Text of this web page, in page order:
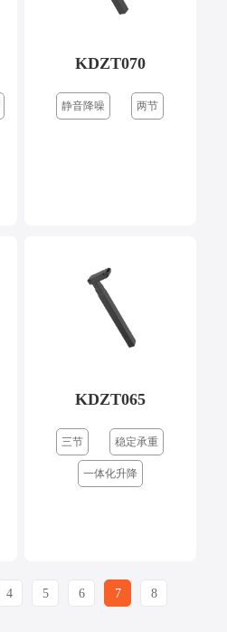
KDZT070
静音降噪 两节
KDZT065
三节 稳定承重
一体化升降
4 5 6 7
8